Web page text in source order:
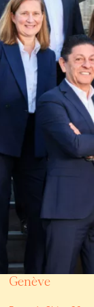
Genève